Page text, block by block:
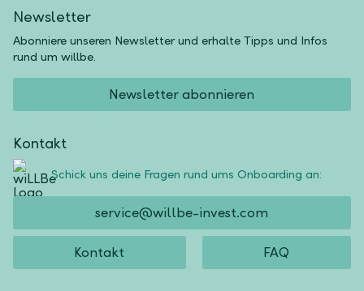
Newsletter
Abonniere unseren Newsletter und erhalte Tipps und Infos
rund um willbe.
Newsletter abonnieren
Kontakt
Schick uns deine Fragen rund ums Onboarding an:
service@willbe-invest.com
Kontakt FAQ